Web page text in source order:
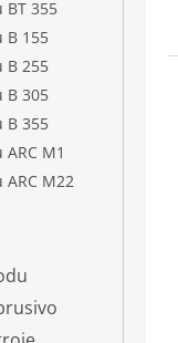
BT 355
B 155
B 255
B 305
B 355
M1
ARC M22